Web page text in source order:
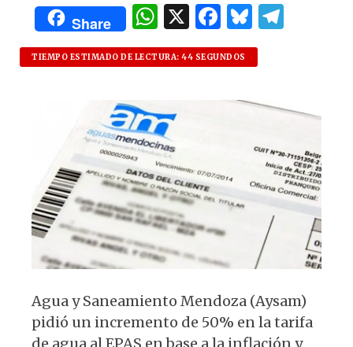
Share
W
h
at
A
p
p
X F
a
c
e
o
k
B
lu
es
y ra
m
TIEMPO ESTIMADO DE LECTURA: 44 SEGUNDOS
Agua y Saneamiento Mendoza (Aysam)
pidió un incremento de 50% en la tarifa
de agua al EPAS en base a la inflación y